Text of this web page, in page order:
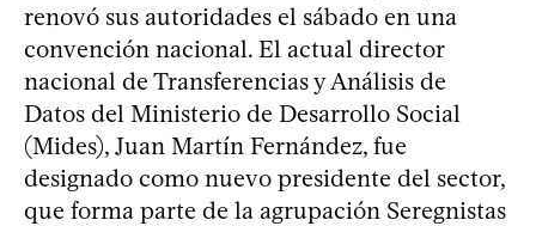
renovó sus autoridades el sábado en una
convención nacional. El actual director
nacional de Transferencias y Análisis de
Datos del Ministerio de Desarrollo Social
(Mides), Juan Martín Fernández, fue
designado como nuevo presidente del sector,
que forma parte de la agrupación Seregnistas